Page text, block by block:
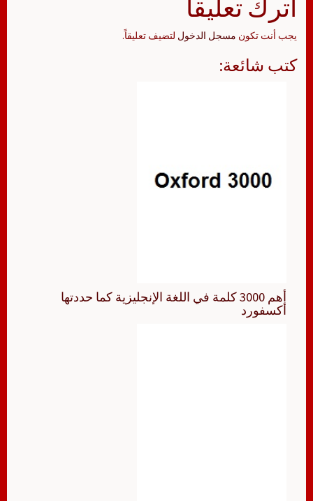
اترك تعليقاً
يجب أنت تكون مسجل الدخول لتضيف تعليقاً.
كتب شائعة:
أهم 3000 كلمة في اللغة الإنجليزية كما حددتها
أكسفورد